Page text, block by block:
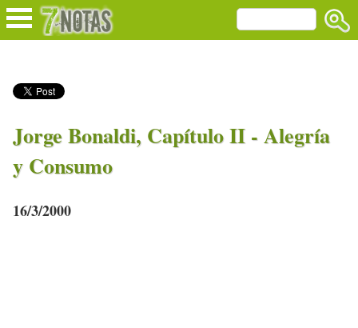
Jorge Bonaldi, Capítulo II - Alegría
y Consumo
16/3/2000